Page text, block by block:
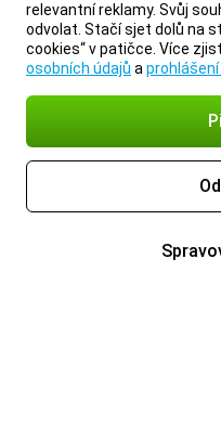
relevantní reklamy. Svůj
odvolat. Stačí sjet dolů na
cookies“ v patičce. Více
osobních údajů a